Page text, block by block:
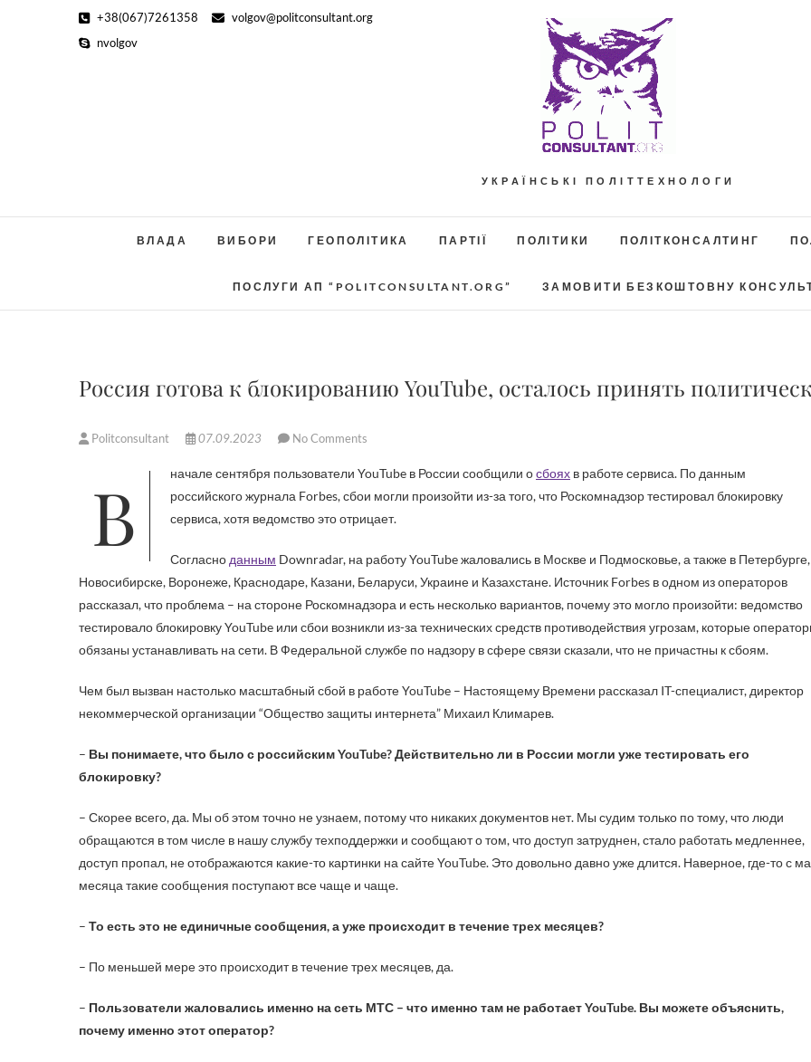
+38(067)7261358
volgov@politconsultant.org
nvolgov
УКРАЇНСЬКІ ПОЛІТТЕХНОЛОГИ
ВЛАДА ВИБОРИ ГЕОПОЛІТИКА ПАРТІЇ ПОЛІТИКИ ПОЛІТКОНСАЛТИНГ
ПОСЛУГИ АП “POLITCONSULTANT.ORG” ЗАМОВИТИ БЕЗКОШТОВНУ
Россия готова к блокированию YouTube, осталось принять
Politconsultant 07.09.2023 No Comments
В начале сентября пользователи YouTube в России сообщили осбоях в работе сервиса. По данным
российского журнала Forbes, сбои могли произойти из-за того, что Роскомнадзор тестировал блокировку
сервиса, хотя ведомство это отрицает.
Согласно данным Downradar, на работу YouTube жаловались в Москве и Подмосковье, а также в Петербурге,
Новосибирске, Воронеже, Краснодаре, Казани, Беларуси, Украине и Казахстане. Источник Forbes в одном из операторов
рассказал, что проблема – на стороне Роскомнадзора и есть несколько вариантов, почему это могло произойти: ведомство
тестировало блокировку YouTube или сбои возникли из-за технических средств противодействия угрозам, которые
обязаны устанавливать на сети. В Федеральной службе по надзору в сфере связи сказали, что не причастны к сбоям.
Чем был вызван настолько масштабный сбой в работе YouTube – Настоящему Времени рассказал IT-специалист, директор
некоммерческой организации “Общество защиты интернета” Михаил Климарев.
– Вы понимаете, что было с российским YouTube? Действительно ли в России могли уже тестировать его
блокировку?
– Скорее всего, да. Мы об этом точно не узнаем, потому что никаких документов нет. Мы судим только по тому, что люди
обращаются в том числе в нашу службу техподдержки и сообщают о том, что доступ затруднен, стало работать медленнее,
доступ пропал, не отображаются какие-то картинки на сайте YouTube. Это довольно давно уже длится. Наверное, где-то с
месяца такие сообщения поступают все чаще и чаще.
– То есть это не единичные сообщения, а уже происходит в течение трех месяцев?
– По меньшей мере это происходит в течение трех месяцев, да.
– Пользователи жаловались именно на сеть МТС – что именно там не работает YouTube. Вы можете объяснить,
почему именно этот оператор?